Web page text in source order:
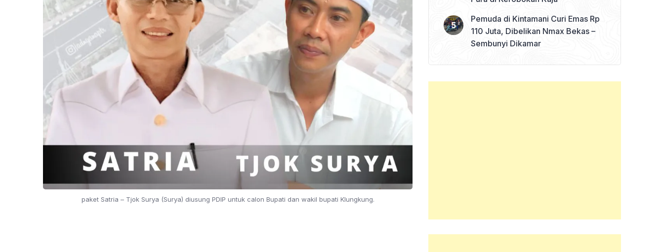
paket Satria – Tjok Surya (Surya) diusung PDIP untuk calon Bupati dan wakil bupati Klungkung.
Pemuda di Kintamani Curi Emas Rp
110 Juta, Dibelikan Nmax Bekas –
Sembunyi Dikamar